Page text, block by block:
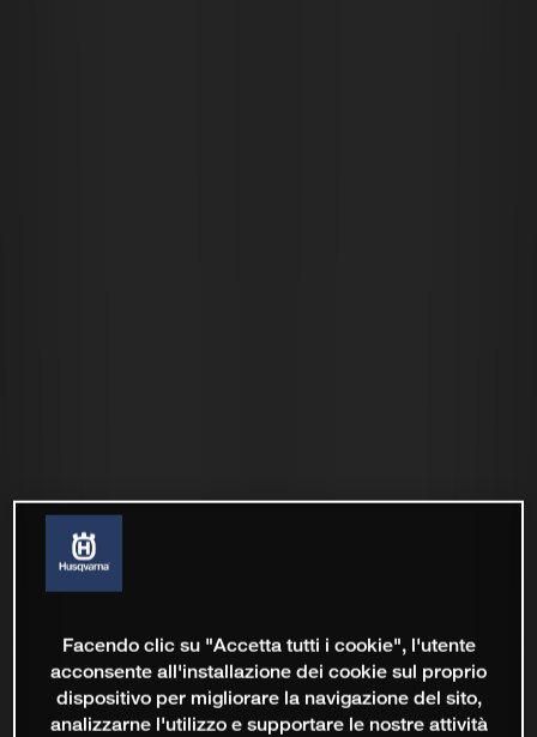
Facendo clic su "Accetta tutti i cookie", l'utente
acconsente all'installazione dei cookie sul proprio
dispositivo per migliorare la navigazione del sito,
analizzarne l'utilizzo e supportare le nostre attività